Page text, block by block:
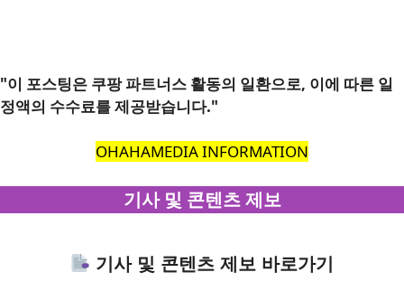
"이 포스팅은 쿠팡 파트너스 활동의 일환으로, 이에 따른 일
정액의 수수료를 제공받습니다."
OHAHAMEDIA INFORMATION
기사 및 콘텐츠 제보
기사 및 콘텐츠 제보 바로가기